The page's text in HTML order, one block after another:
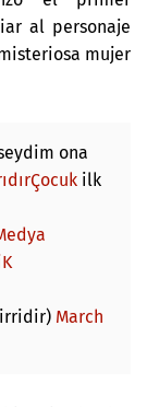
al personaje
mujer
ona
ilk
March